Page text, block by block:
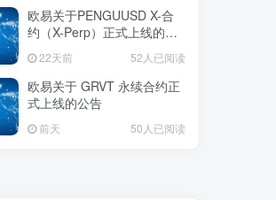
欧易关于PENGUUSD X-合
约（X-Perp）正式上线的公
22天前 52人已阅读
欧易关于 GRVT 永续合约正
式上线的公告
前天 50人已阅读